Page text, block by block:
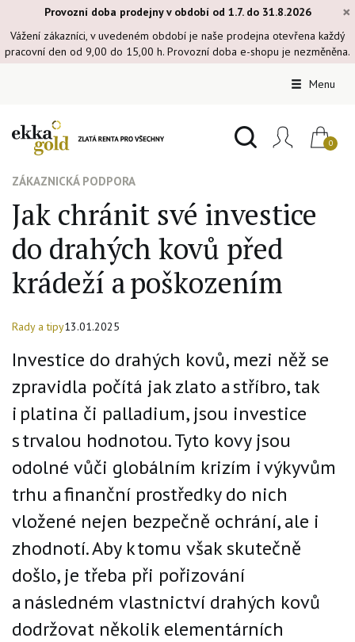
×
Provozní doba prodejny v období od 1.7. do 31.8.2026
Vážení zákazníci, v uvedeném období je naše prodejna otevřena každý
pracovní den od 9,00 do 15,00 h. Provozní doba e-shopu je nezměněna.
Menu
ZÁKAZNICKÁ PODPORA
Jak chránit své investice
do drahých kovů před
krádeží a poškozením
Rady a tipy13.01.2025
Investice do drahých kovů, mezi něž se
zpravidla počítá jak zlato a stříbro, tak
i platina či palladium, jsou investice
s trvalou hodnotou. Tyto kovy jsou
odolné vůči globálním krizím i výkyvům
trhu a finanční prostředky do nich
vložené nejen bezpečně ochrání, ale i
zhodnotí. Aby k tomu však skutečně
došlo, je třeba při pořizování
a následném vlastnictví drahých kovů
dodržovat několik elementárních